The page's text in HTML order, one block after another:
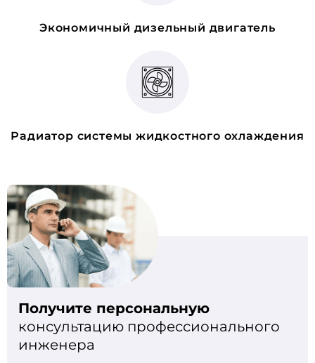
Экономичный дизельный двигатель
Радиатор системы жидкостного охлаждения
Получите персональную
консультацию профессионального
инженера